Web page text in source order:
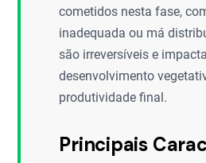
cometidos nesta fase,
inadequada ou má
são irreversíveis e
desenvolvimento
produtividade final.
Principais